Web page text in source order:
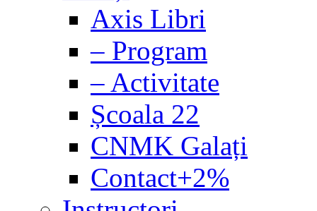
Axis Libri
– Program
– Activitate
Școala 22
CNMK Galați
Contact+2%